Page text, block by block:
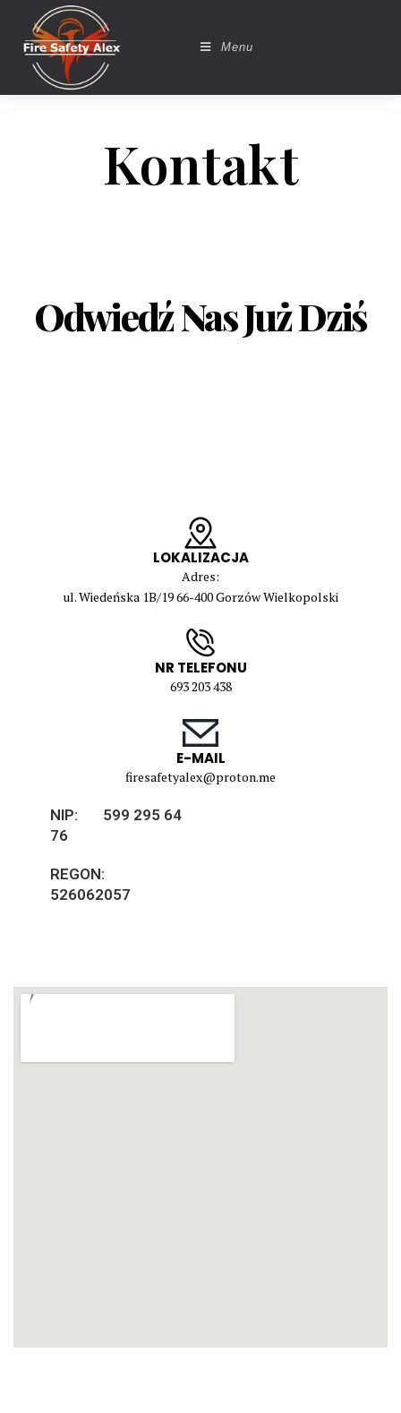
Menu
Kontakt
Odwiedź Nas Już Dziś
LOKALIZACJA
Adres:
ul. Wiedeńska 1B/19 66-400 Gorzów Wielkopolski
NR TELEFONU
693 203 438
E-MAIL
firesafetyalex@proton.me
NIP: 599 295 64
76
REGON:
526062057